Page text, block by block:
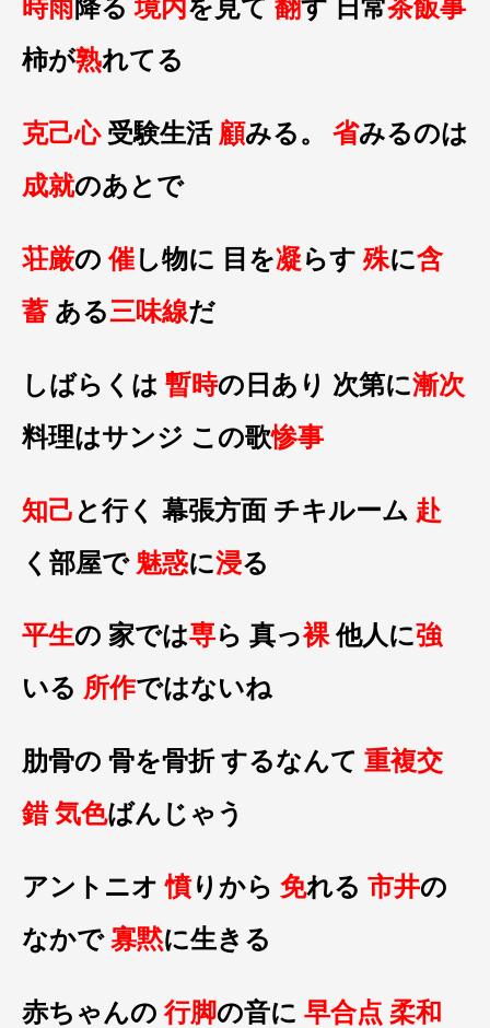
時雨降る境内を見て 翻す 日常茶飯事
柿が熟れてる
克己心受験生活 顧みる。 省みるのは
成就のあとで
荘厳の催し物に 目を凝らす 殊に含
蓄 ある三味線だ
しばらくは 暫時の日あり 次第に漸次
料理はサンジ この歌惨事
知己 と行く 幕張方面 チキルーム 赴
く部屋で 魅惑に浸る
平生の 家では専ら 真っ裸他人に強
いる 所作ではないね
肋骨の 骨を骨折 するなんて 重複交
錯 気色ばんじゃう
アントニオ憤りから 免れる 市井の
なかで寡黙に生きる
赤ちゃんの 行脚の音に 早合点 柔和